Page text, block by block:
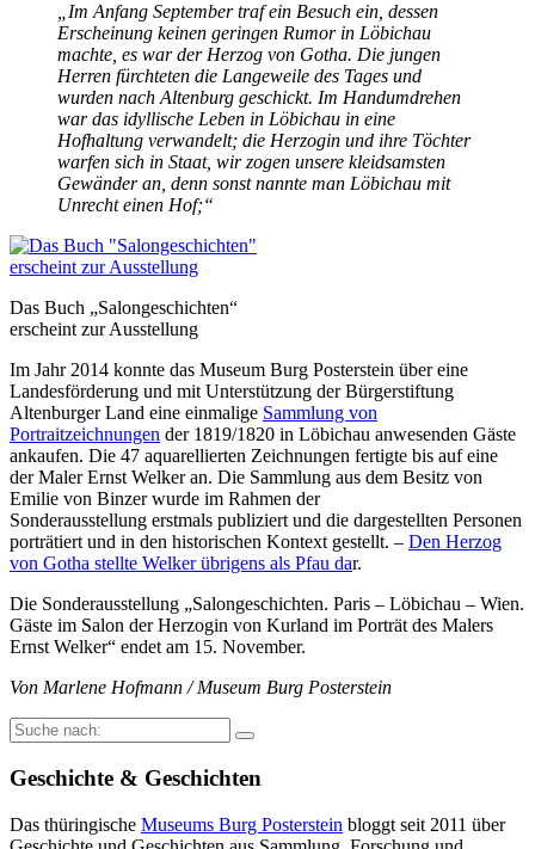
„Im Anfang September traf ein Besuch ein, dessen
Erscheinung keinen geringen Rumor in Löbichau
machte, es war der Herzog von Gotha. Die jungen
Herren fürchteten die Langeweile des Tages und
wurden nach Altenburg geschickt. Im Handumdrehen
war das idyllische Leben in Löbichau in eine
Hofhaltung verwandelt; die Herzogin und ihre Töchter
warfen sich in Staat, wir zogen unsere kleidsamsten
Gewänder an, denn sonst nannte man Löbichau mit
Unrecht einen Hof;“
Das Buch „Salongeschichten“
erscheint zur Ausstellung
Im Jahr 2014 konnte das Museum Burg Posterstein über eine
Landesförderung und mit Unterstützung der Bürgerstiftung
Altenburger Land eine einmalige Sammlung von
Portraitzeichnungen der 1819/1820 in Löbichau anwesenden Gäste
ankaufen. Die 47 aquarellierten Zeichnungen fertigte bis auf eine
der Maler Ernst Welker an. Die Sammlung aus dem Besitz von
Emilie von Binzer wurde im Rahmen der
Sonderausstellung erstmals publiziert und die dargestellten Personen
porträtiert und in den historischen Kontext gestellt. – Den Herzog
von Gotha stellte Welker übrigens als Pfau dar.
Die Sonderausstellung „Salongeschichten. Paris – Löbichau – Wien.
Gäste im Salon der Herzogin von Kurland im Porträt des Malers
Ernst Welker“ endet am 15. November.
Von Marlene Hofmann / Museum Burg Posterstein
Suche
nach:
Geschichte & Geschichten
Das thüringische Museums Burg Posterstein bloggt seit 2011 über